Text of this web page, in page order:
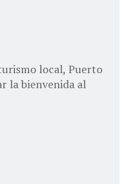
local, Puerto
la bienvenida al